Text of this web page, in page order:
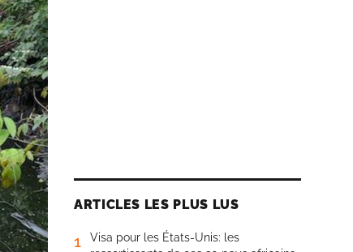
ARTICLES LES PLUS LUS
1
Visa pour les États-Unis: les